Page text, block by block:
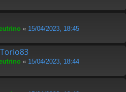
« 15/04/2023, 18:45
« 15/04/2023, 18:44